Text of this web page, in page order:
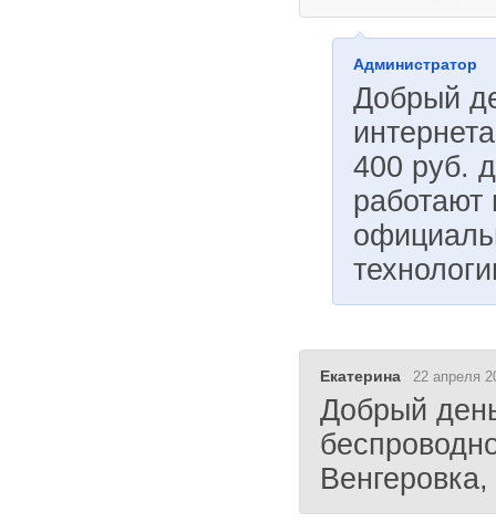
Администратор
Добрый
400 руб.
Екатерина 22 апреля
Добрый